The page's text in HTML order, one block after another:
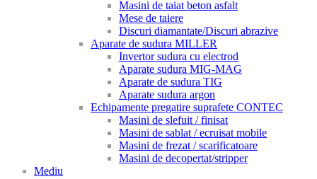
Masini de taiat beton asfalt
Mese de taiere
Discuri diamantate/Discuri abrazive
Aparate de sudura MILLER
Invertor sudura cu electrod
Aparate sudura MIG-MAG
Aparate de sudura TIG
Aparate sudura argon
Echipamente pregatire suprafete CONTEC
Masini de slefuit / finisat
Masini de sablat / ecruisat mobile
Masini de frezat / scarificatoare
Masini de decopertat/stripper
Mediu